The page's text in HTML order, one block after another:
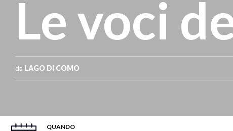
Le voci
da LAGO DI COMO
QUANDO